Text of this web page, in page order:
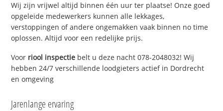
Wij zijn vrijwel altijd binnen één uur ter plaatse! Onze goed
opgeleide medewerkers kunnen alle lekkages,
verstoppingen of andere ongemakken vaak binnen no time
oplossen. Altijd voor een redelijke prijs.
Voor riool inspectie belt u deze nacht 078-2048032! Wij
hebben 24/7 verschillende loodgieters actief in Dordrecht
en omgeving
Jarenlange ervaring